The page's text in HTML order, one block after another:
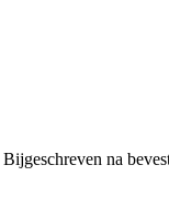
Bijgeschreven na